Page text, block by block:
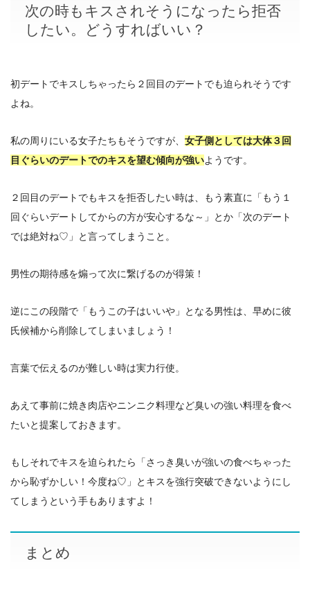
次の時もキスされそうになったら拒否
したい。どうすればいい？
初デートでキスしちゃったら２回目のデートでも迫られそうです
よね。
私の周りにいる女子たちもそうですが、 女子側としては大体３回
目ぐらいのデートでのキスを望む傾向が強いようです。
２回目のデートでもキスを拒否したい時は、もう素直に「もう１
回ぐらいデートしてからの方が安心するな～」とか「次のデート
では絶対ね♡」と言ってしまうこと。
男性の期待感を煽って次に繋げるのが得策！
逆にこの段階で「もうこの子はいいや」となる男性は、早めに彼
氏候補から削除してしまいましょう！
言葉で伝えるのが難しい時は実力行使。
あえて事前に焼き肉店やニンニク料理など臭いの強い料理を食べ
たいと提案しておきます。
もしそれでキスを迫られたら「さっき臭いが強いの食べちゃった
から恥ずかしい！今度ね♡」とキスを強行突破できないようにし
てしまうという手もありますよ！
まとめ